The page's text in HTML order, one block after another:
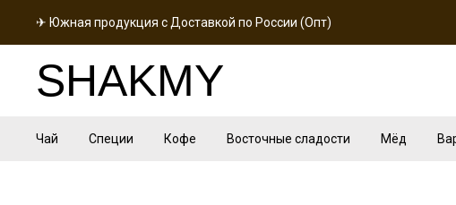
✈ Южная продукция с Доставкой по России (Опт)
SHAKMY
Чай Специи Кофе Восточные сладости Мёд